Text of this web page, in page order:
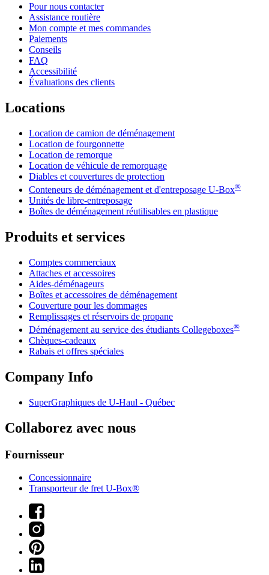
Pour nous contacter
Assistance routière
Mon compte et mes commandes
Paiements
Conseils
FAQ
Accessibilité
Évaluations des clients
Locations
Location de camion de déménagement
Location de fourgonnette
Location de remorque
Location de véhicule de remorquage
Diables et couvertures de protection
Conteneurs de déménagement et d'entreposage U-Box®
Unités de libre-entreposage
Boîtes de déménagement réutilisables en plastique
Produits et services
Comptes commerciaux
Attaches et accessoires
Aides-déménageurs
Boîtes et accessoires de déménagement
Couverture pour les dommages
Remplissages et réservoirs de propane
Déménagement au service des étudiants Collegeboxes®
Chèques-cadeaux
Rabais et offres spéciales
Company Info
SuperGraphiques de U-Haul - Québec
Collaborez avec nous
Fournisseur
Concessionnaire
Transporteur de fret U-Box®